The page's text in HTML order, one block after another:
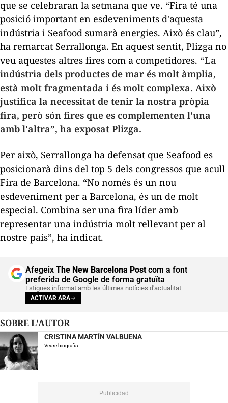
que se celebraran la setmana que ve. “Fira té una
posició important en esdeveniments d'aquesta
indústria i Seafood sumarà energies. Això és clau”,
ha remarcat Serrallonga. En aquest sentit, Plizga no
veu aquestes altres fires com a competidores. “La
indústria dels productes de mar és molt àmplia,
està molt fragmentada i és molt complexa. Això
justifica la necessitat de tenir la nostra pròpia
fira, però són fires que es complementen l'una
amb l'altra”, ha exposat Plizga.
Per això, Serrallonga ha defensat que Seafood es
posicionarà dins del top 5 dels congressos que acull
Fira de Barcelona. “No només és un nou
esdeveniment per a Barcelona, és un de molt
especial. Combina ser una fira líder amb
representar una indústria molt rellevant per al
nostre país”, ha indicat.
Afegeix The New Barcelona Postcom a font
preferida de Google de forma gratuïta
Estigues informat amb les últimes notícies d'actualitat
ACTIVAR ARA
SOBRE L'AUTOR
CRISTINA MARTÍN VALBUENA
Veure biografia